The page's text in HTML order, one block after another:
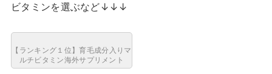
ビタミンを選ぶなど↓↓↓
【ランキング１位】育毛成分入りマ
ルチビタミン海外サプリメント